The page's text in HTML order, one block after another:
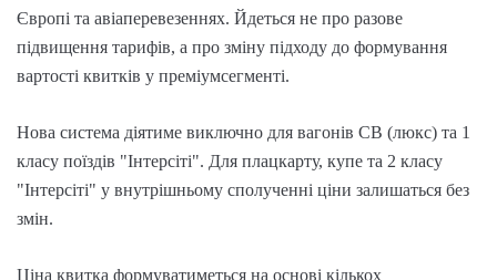
Європі та авіаперевезеннях. Йдеться не про разове
підвищення тарифів, а про зміну підходу до формування
вартості квитків у преміумсегменті.
Нова система діятиме виключно для вагонів СВ (люкс) та 1
класу поїздів "Інтерсіті". Для плацкарту, купе та 2 класу
"Інтерсіті" у внутрішньому сполученні ціни залишаться без
змін.
Ціна квитка формуватиметься на основі кількох